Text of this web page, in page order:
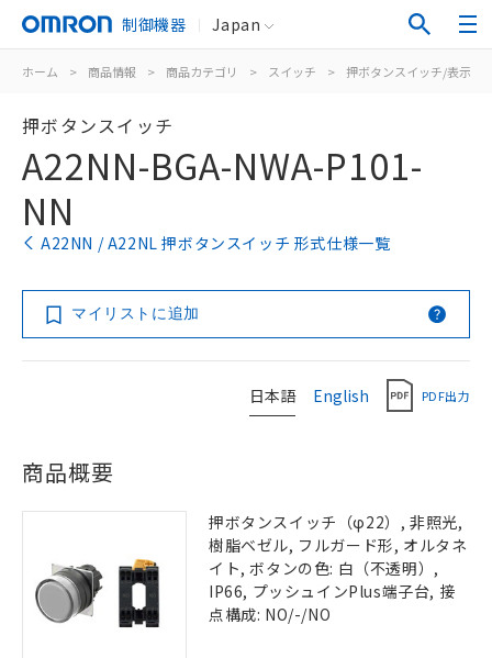
制御機器 Japan
ホーム > 商品情報 > 商品カテゴリ > スイッチ > 押ボタンスイッチ/表示灯
押ボタンスイッチ
A22NN-BGA-NWA-P101-
NN
A22NN / A22NL 押ボタンスイッチ 形式仕様一覧
マイリストに追加
日本語 English PDF出力
商品概要
押ボタンスイッチ（φ22）, 非照光,
樹脂ベゼル, フルガード形, オルタネ
イト, ボタンの色: 白（不透明）,
IP66, プッシュインPlus端子台, 接
点構成: NO/-/NO